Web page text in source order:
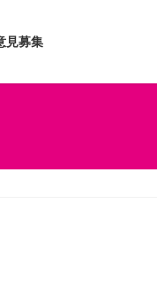
見募集